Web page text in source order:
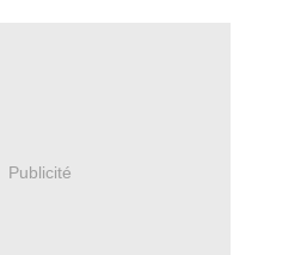
Publicité